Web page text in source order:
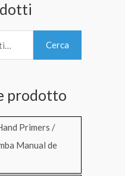
Cerca
prodotto
Primers /
Manual de